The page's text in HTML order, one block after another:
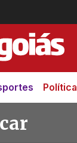
Política